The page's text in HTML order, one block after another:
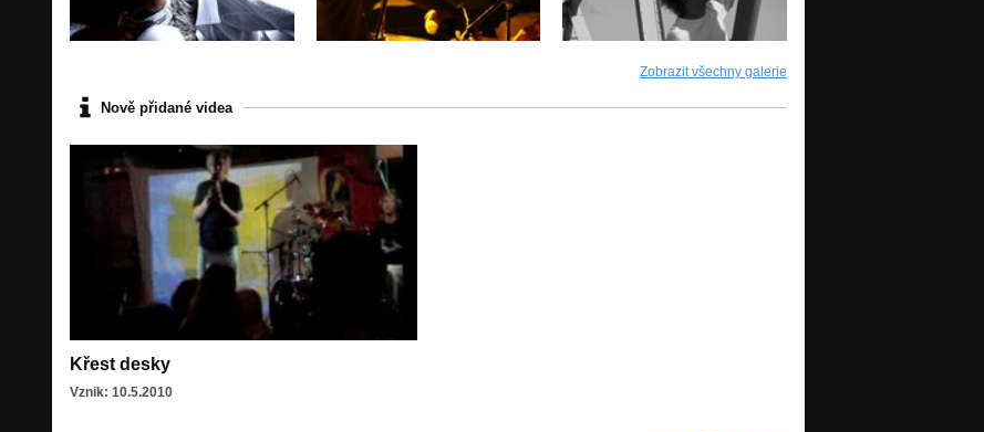
Zobrazit všechny galerie
Nově přidané videa
Křest desky
Vznik: 10.5.2010